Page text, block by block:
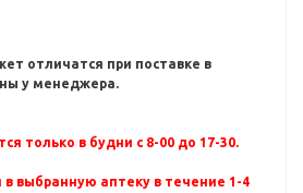
отличатся при поставке в
у менеджера.
только в будни с 8-00 до 17-30.
выбранную аптеку в течение 1-4